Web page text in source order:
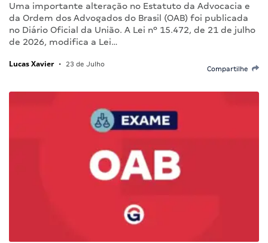
Uma importante alteração no Estatuto da Advocacia e
da Ordem dos Advogados do Brasil (OAB) foi publicada
no Diário Oficial da União. A Lei nº 15.472, de 21 de julho
de 2026, modifica a Lei…
Lucas Xavier • 23 de Julho
Compartilhe